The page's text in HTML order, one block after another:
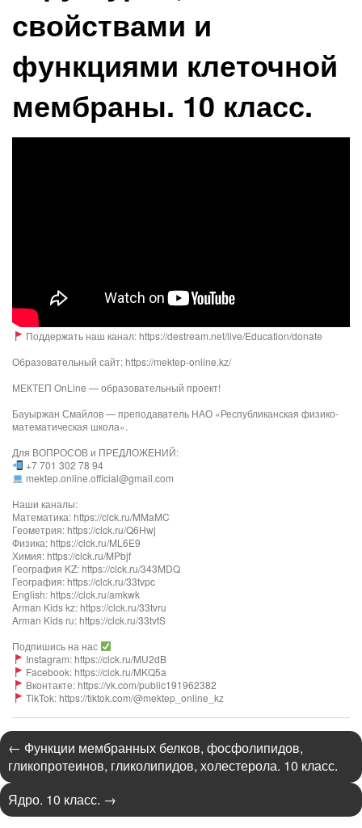
свойствами и
функциями клеточной
мембраны. 10 класс.
Поддержать наш канал: https://destream.net/live/Education/donate
Образовательный сайт: https://mektep-online.kz/
МЕКТЕП OnLine — образовательный проект!
Бауыржан Смайлов — преподаватель НАО «Республиканская физико-
математическая школа».
Для ВОПРОСОВ и ПРЕДЛОЖЕНИЙ:
+7 701 302 78 94
mektep.online.official@gmail.com
Наши каналы:
Математика: https://clck.ru/MMaMC
Геометрия: https://clck.ru/Q6Hwj
Физика: https://clck.ru/ML6E9
Химия: https://clck.ru/MPbjf
География KZ: https://clck.ru/343MDQ
География: https://clck.ru/33tvpc
English: https://clck.ru/amkwk
Arman Kids kz: https://clck.ru/33tvru
Arman Kids ru: https://clck.ru/33tvtS
Подпишись на нас
Instagram: https://clck.ru/MU2dB
Facebook: https://clck.ru/MKQ5a
Вконтакте: https://vk.com/public191962382
TikTok: https://tiktok.com/@mektep_online_kz
← Функции мембранных белков, фосфолипидов,
гликопротеинов, гликолипидов, холестерола. 10 класс.
Ядро. 10 класс. →